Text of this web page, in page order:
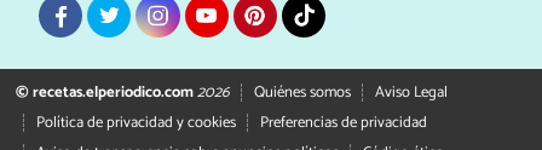
© recetas.elperiodico.com2026 Quiénes somos
Aviso Legal
Política de privacidad y cookies
Preferencias de privacidad